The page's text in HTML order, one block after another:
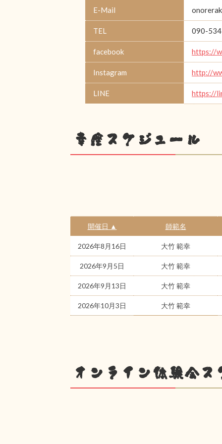
E-Mail
TEL 090-
facebook https://
Instagram http://
LINE https://
幸座スケジュール
開催日 ▲ 師範名
2026年8月16日 大竹 範幸
2026年9月5日 大竹 範幸
2026年9月13日 大竹 範幸
2026年10月3日 大竹 範幸
オンライン体験会ス